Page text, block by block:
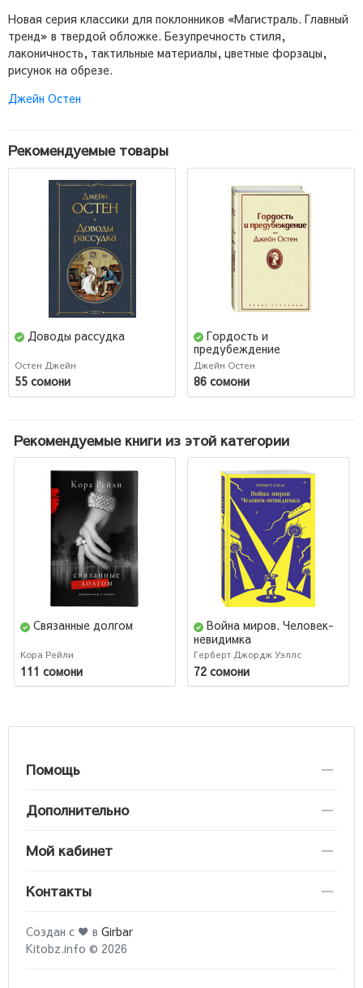
Новая серия классики для поклонников «Магистраль. Главный
тренд» в твердой обложке. Безупречность стиля,
лаконичность, тактильные материалы, цветные форзацы,
рисунок на обрезе.
Джейн Остен
Рекомендуемые товары
Доводы рассудка
Остен Джейн
55 сомони
Гордость и
предубеждение
(Подарочное издание)
Джейн Остен
86 сомони
Рекомендуемые книги из этой категории
Связанные долгом
Кора Рейли
111 сомони
Война миров. Человек-
невидимка
Герберт Джордж Уэллс
72 сомони
Помощь
Дополнительно
Мой кабинет
Контакты
Создан с ♥ в Girbar
Kitobz.info © 2026